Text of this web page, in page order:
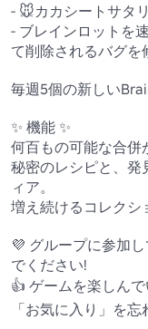
- 🐭カカシートサタ
- ブレインロットを
て削除されるバグを
毎週5個の新しい
✨ 機能 ✨
何百もの可能な合併
秘密のレシピと、発
ィア。
増え続けるコレクシ
💜 グループに参加
でください!
👍 ゲームを楽しん
「お気に入り」を忘